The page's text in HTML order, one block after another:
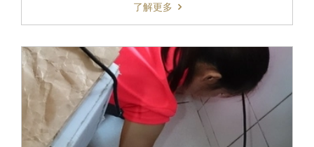
了解更多